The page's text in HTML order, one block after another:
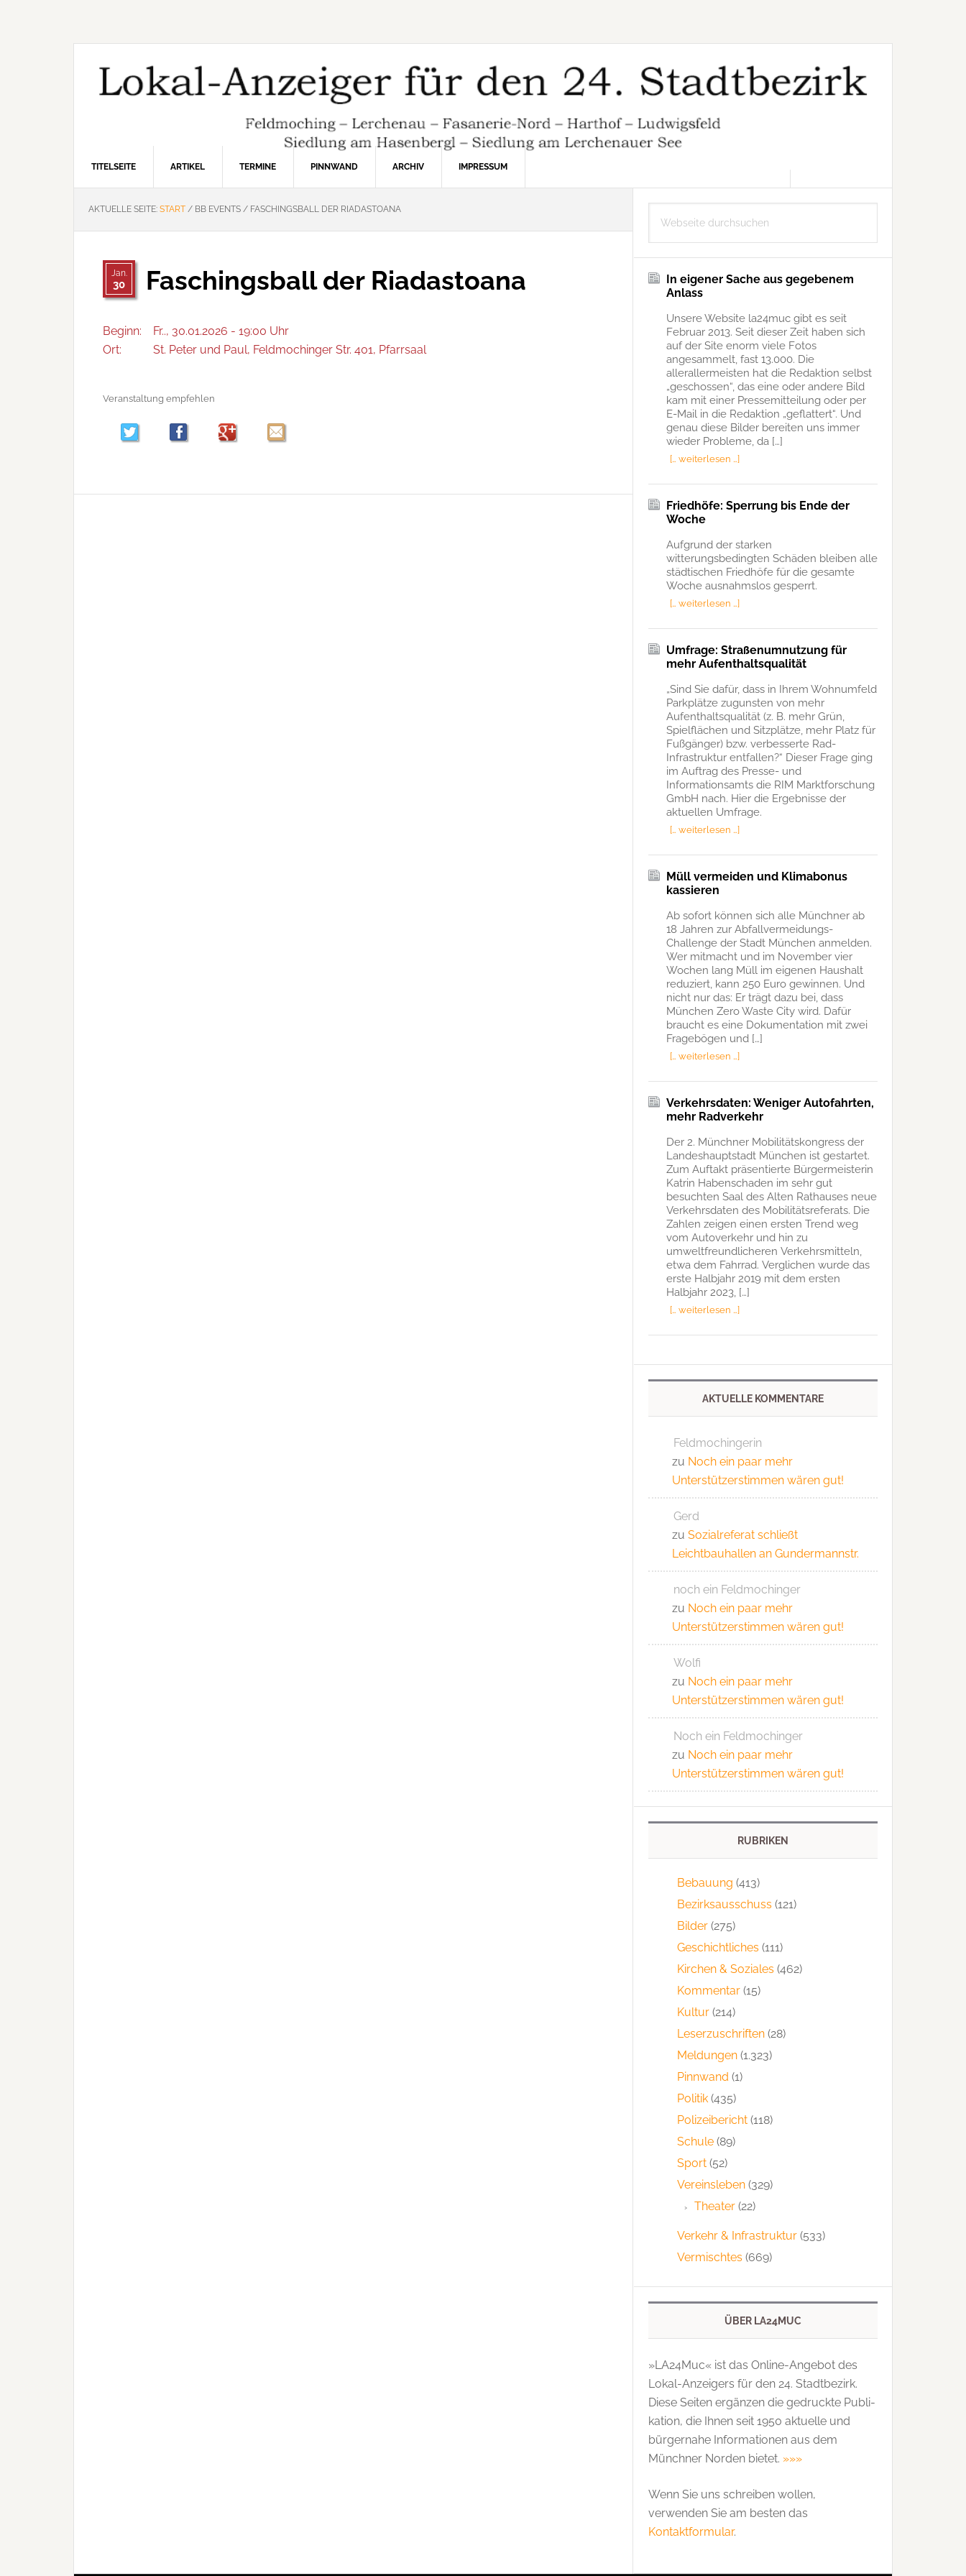
TITELSEITE ARTIKEL TERMINE PINNWAND ARCHIV IMPRESSUM
AKTUELLE SEITE: START / BB EVENTS / FASCHINGSBALL DER RIADASTOANA
Jan.
30 Faschingsball der Riadastoana
Beginn:
Fr.., 30.01.2026 - 19:00 Uhr
Ort:
St. Peter und Paul, Feldmochinger Str. 401, Pfarrsaal
Veranstaltung empfehlen
Seitenspalte
durchsuchen
In eigener Sache aus gegebenem
Anlass
Unsere Website la24muc gibt es seit
Februar 2013. Seit dieser Zeit haben sich
auf der Site enorm viele Fotos
angesammelt, fast 13.000. Die
allerallermeisten hat die Redaktion selbst
„geschossen“, das eine oder andere Bild
kam mit einer Pressemitteilung oder per
E-Mail in die Redaktion „geflattert“. Und
genau diese Bilder bereiten uns immer
wieder Probleme, da […]
[… weiterlesen …]
Friedhöfe: Sperrung bis Ende der
Woche
Aufgrund der starken
witterungsbedingten Schäden bleiben alle
städtischen Friedhöfe für die gesamte
Woche ausnahmslos gesperrt.
[… weiterlesen …]
Umfrage: Straßenumnutzung für
mehr Aufenthaltsqualität
„Sind Sie dafür, dass in Ihrem Wohnumfeld
Parkplätze zugunsten von mehr
Aufenthaltsqualität (z. B. mehr Grün,
Spielflächen und Sitzplätze, mehr Platz für
Fußgänger) bzw. verbesserte Rad-
Infrastruktur entfallen?“ Dieser Frage ging
im Auftrag des Presse- und
Informationsamts die RIM Marktforschung
GmbH nach. Hier die Ergebnisse der
aktuellen Umfrage.
[… weiterlesen …]
Müll vermeiden und Klimabonus
kassieren
Ab sofort können sich alle Münchner ab
18 Jahren zur Abfallvermeidungs-
Challenge der Stadt München anmelden.
Wer mitmacht und im November vier
Wochen lang Müll im eigenen Haushalt
reduziert, kann 250 Euro gewinnen. Und
nicht nur das: Er trägt dazu bei, dass
München Zero Waste City wird. Dafür
braucht es eine Dokumentation mit zwei
Fragebögen und […]
[… weiterlesen …]
Verkehrsdaten: Weniger Autofahrten,
mehr Radverkehr
Der 2. Münchner Mobilitätskongress der
Landeshauptstadt München ist gestartet.
Zum Auftakt präsentierte Bürgermeisterin
Katrin Habenschaden im sehr gut
besuchten Saal des Alten Rathauses neue
Verkehrsdaten des Mobilitätsreferats. Die
Zahlen zeigen einen ersten Trend weg
vom Autoverkehr und hin zu
umweltfreundlicheren Verkehrsmitteln,
etwa dem Fahrrad. Verglichen wurde das
erste Halbjahr 2019 mit dem ersten
Halbjahr 2023, […]
[… weiterlesen …]
AKTUELLE KOMMENTARE
Feldmochingerin
zu Noch ein paar mehr
Unterstützerstimmen wären gut!
Gerd
zu Sozialreferat schließt
Leichtbauhallen an Gundermannstr.
noch ein Feldmochinger
zu Noch ein paar mehr
Unterstützerstimmen wären gut!
Wolfi
zu Noch ein paar mehr
Unterstützerstimmen wären gut!
Noch ein Feldmochinger
zu Noch ein paar mehr
Unterstützerstimmen wären gut!
RUBRIKEN
Bebauung (413)
Bezirksausschuss (121)
Bilder (275)
Geschichtliches (111)
Kirchen & Soziales (462)
Kommentar (15)
Kultur (214)
Leserzuschriften (28)
Meldungen (1.323)
Pinnwand (1)
Politik (435)
Polizeibericht (118)
Schule (89)
Sport (52)
Vereinsleben (329)
Theater (22)
Verkehr & Infrastruktur (533)
Vermischtes (669)
ÜBER LA24MUC
»LA24Muc« ist das Online-Angebot des
Lokal-Anzeigers für den 24. Stadtbezirk.
Diese Seiten ergänzen die gedruckte Publi­
kation, die Ihnen seit 1950 aktuelle und
bürgernahe Informationen aus dem
Münchner Norden bietet. »»»
Wenn Sie uns schreiben wollen,
verwenden Sie am besten das
Kontaktformular.